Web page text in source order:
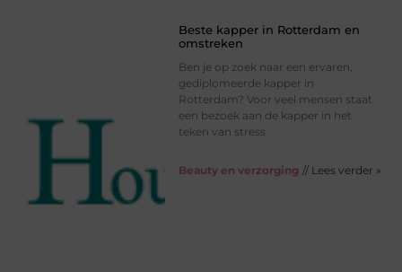
Beste kapper in Rotterdam en
omstreken
Ben je op zoek naar een ervaren,
gediplomeerde kapper in
Rotterdam? Voor veel mensen staat
een bezoek aan de kapper in het
teken van stress
Beauty en verzorging // Lees verder »